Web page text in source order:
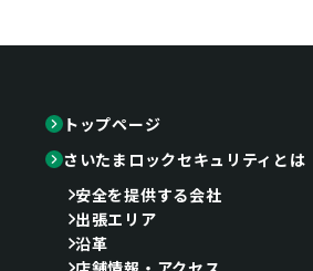
トップページ
さいたまロックセキュリティとは
安全を提供する会社
出張エリア
沿革